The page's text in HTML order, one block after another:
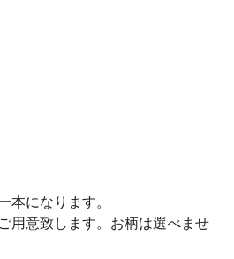
本になります。
用意致します。お柄は選べませ